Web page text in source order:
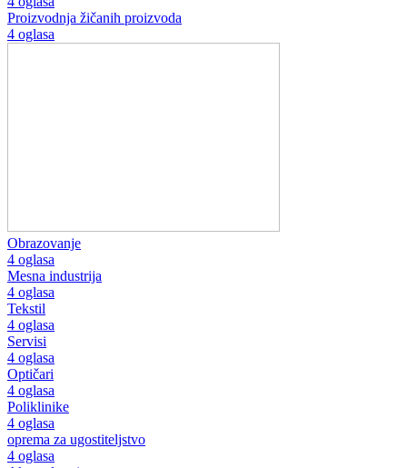
Proizvodnja žičanih proizvoda
4 oglasa
Obrazovanje
4 oglasa
Mesna industrija
4 oglasa
Tekstil
4 oglasa
Servisi
4 oglasa
Optičari
4 oglasa
Poliklinike
4 oglasa
oprema za ugostiteljstvo
4 oglasa